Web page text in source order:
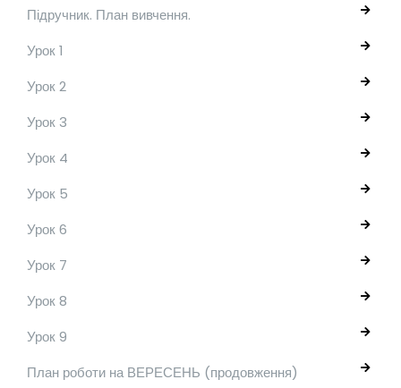
Підручник. План вивчення.
Урок 1
Урок 2
Урок 3
Урок 4
Урок 5
Урок 6
Урок 7
Урок 8
Урок 9
План роботи на ВЕРЕСЕНЬ (продовження)